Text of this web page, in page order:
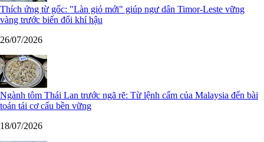
Thích ứng từ gốc: "Làn gió mới" giúp ngư dân Timor-Leste vững
vàng trước biến đổi khí hậu
26/07/2026
Ngành tôm Thái Lan trước ngã rẽ: Từ lệnh cấm của Malaysia đến bài
toán tái cơ cấu bền vững
18/07/2026